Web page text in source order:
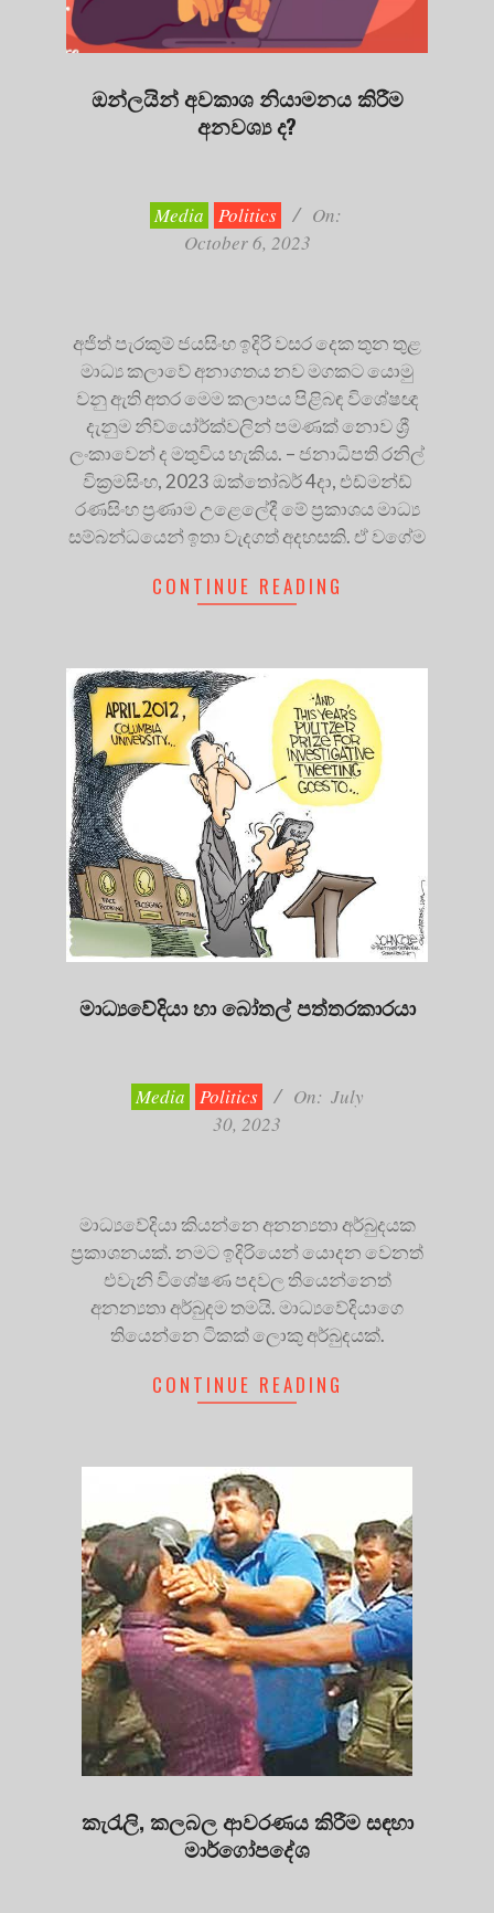
ඔන්ලයින් අවකාශ නියාමනය කිරීම
අනවශ්‍ය ද?
Media Politics
On:
October 6, 2023
අජිත් පැරකුම් ජයසිංහ ඉදිරි වසර දෙක තුන තුළ
මාධ්‍ය කලාවේ අනාගතය නව මගකට යොමු
වනු ඇති අතර මෙම කලාපය පිළිබඳ විශේෂඥ
දැනුම නිව්යෝර්ක්වලින් පමණක් නොව ශ්‍රී
ලංකාවෙන් ද මතුවිය හැකිය. – ජනාධිපති රනිල්
වික්‍රමසිංහ, 2023 ඔක්තෝබර් 4දා, එඩ්මන්ඩ්
රණසිංහ ප්‍රණාම උළෙලේදී මේ ප්‍රකාශය මාධ්‍ය
සම්බන්ධයෙන් ඉතා වැදගත් අදහසකි. ඒ වගේම
CONTINUE READING
මාධ්‍යවේදියා හා බෝතල් පත්තරකාරයා
Media Politics On: July
30, 2023
මාධ්‍යවේදියා කියන්නෙ අනන්‍යතා අර්බුදයක
ප්‍රකාශනයක්. නමට ඉදිරියෙන් යොදන වෙනත්
එවැනි විශේෂණ පදවල තියෙන්නෙත්
අනන්‍යතා අර්බුදම තමයි. මාධ්‍යවේදියාගෙ
තියෙන්නෙ ටිකක් ලොකු අර්බුදයක්.
CONTINUE READING
කැරැලි, කලබල ආවරණය කිරීම සඳහා
මාර්ගෝපදේශ